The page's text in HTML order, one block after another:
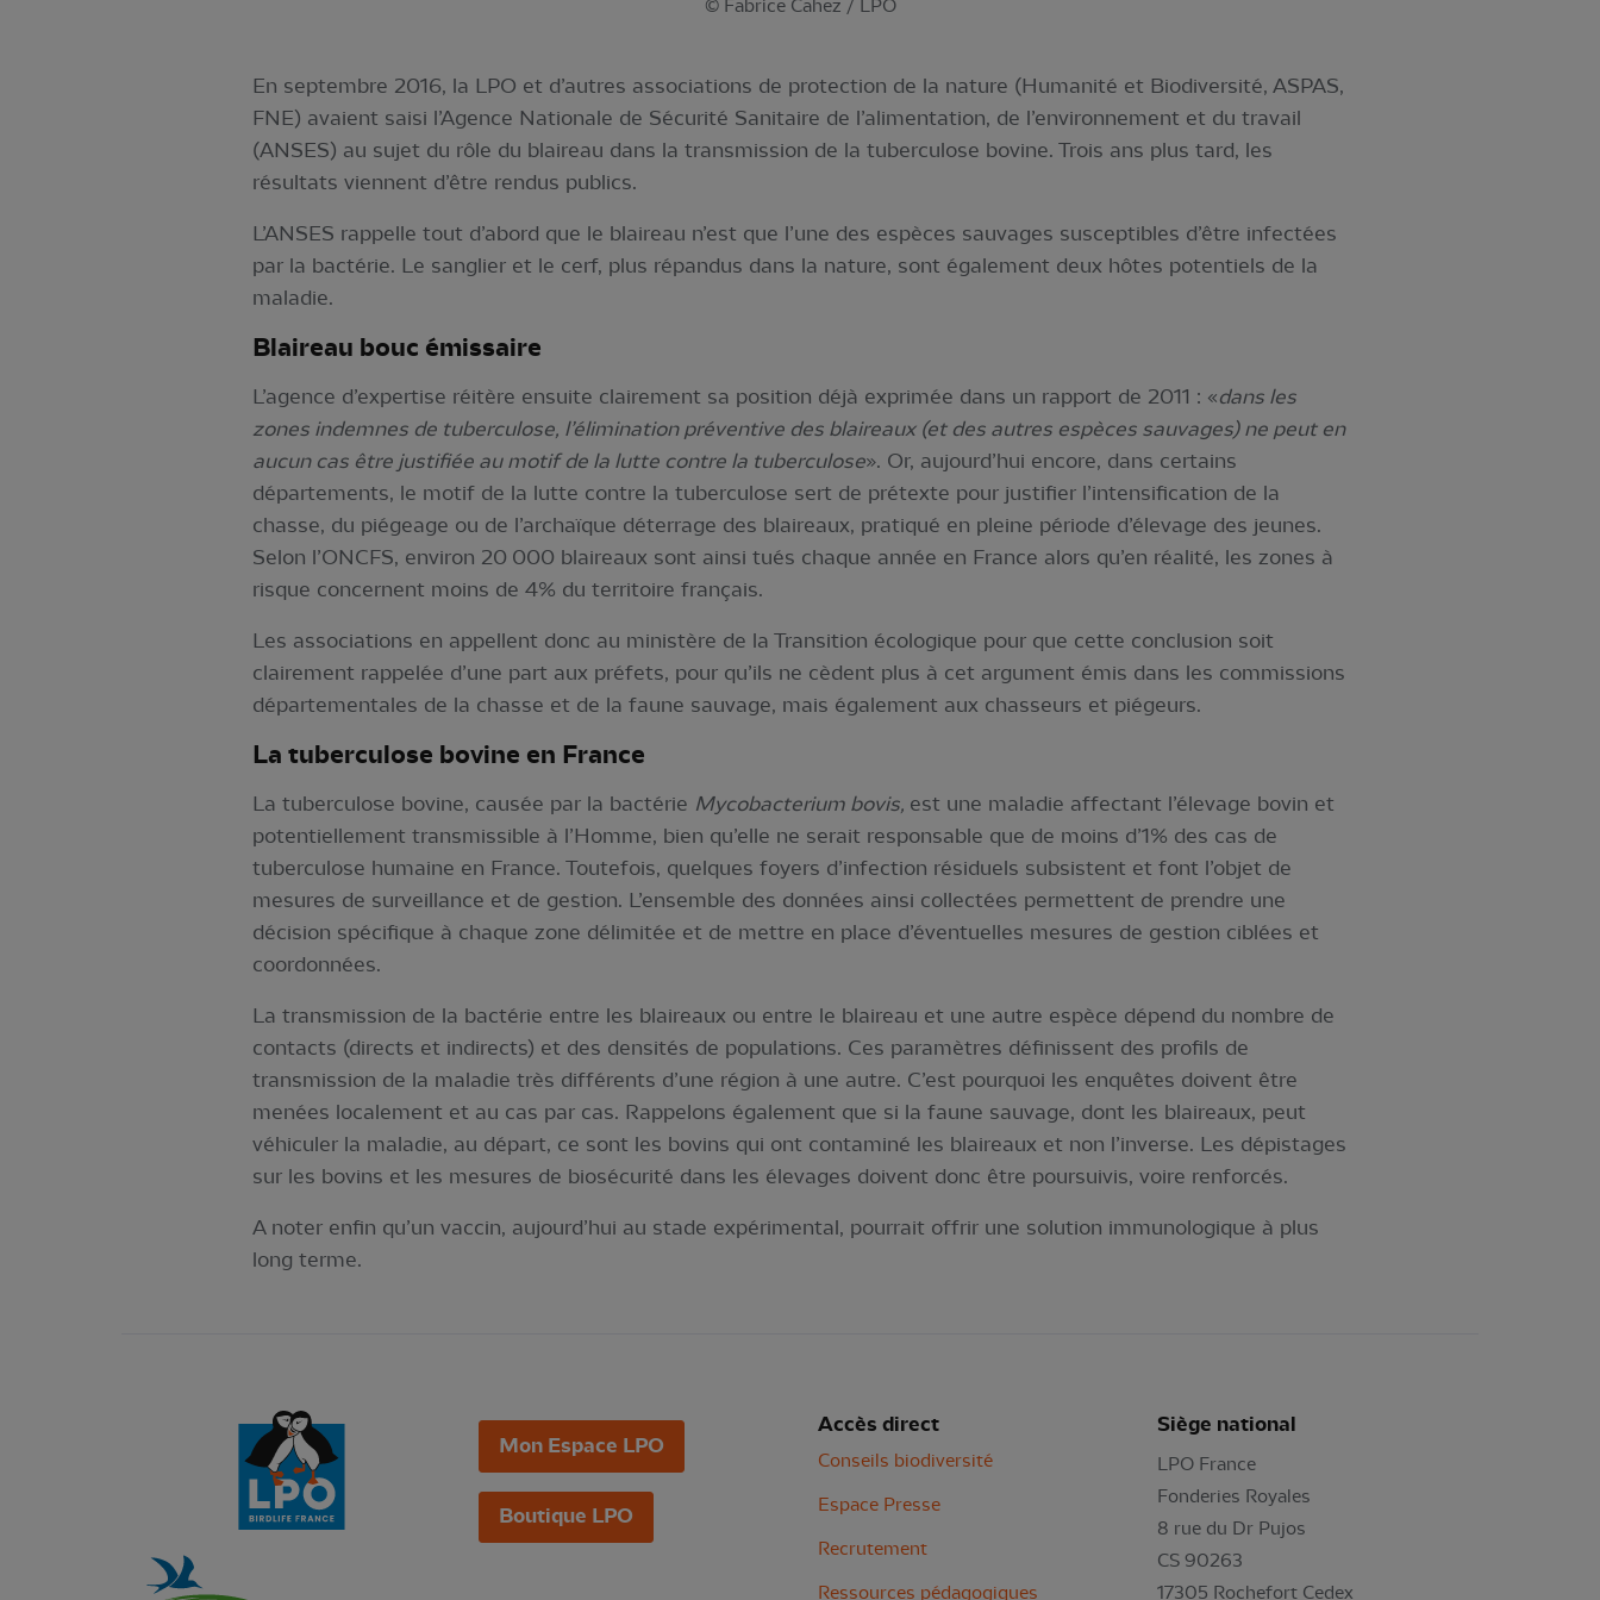
© Fabrice Cahez / LPO
En septembre 2016, la LPO et d’autres associations de protection de la nature (Humanité et Biodiversité, ASPAS,
FNE) avaient saisi l’Agence Nationale de Sécurité Sanitaire de l’alimentation, de l’environnement et du travail
(ANSES) au sujet du rôle du blaireau dans la transmission de la tuberculose bovine. Trois ans plus tard, les
résultats viennent d’être rendus publics.
L’ANSES rappelle tout d’abord que le blaireau n’est que l’une des espèces sauvages susceptibles d’être infectées
par la bactérie. Le sanglier et le cerf, plus répandus dans la nature, sont également deux hôtes potentiels de la
maladie.
Blaireau bouc émissaire
L’agence d’expertise réitère ensuite clairement sa position déjà exprimée dans un rapport de 2011 : «dans les
zones indemnes de tuberculose, l’élimination préventive des blaireaux (et des autres espèces sauvages) ne peut en
aucun cas être justifiée au motif de la lutte contre la tuberculose». Or, aujourd’hui encore, dans certains
départements, le motif de la lutte contre la tuberculose sert de prétexte pour justifier l’intensification de la
chasse, du piégeage ou de l’archaïque déterrage des blaireaux, pratiqué en pleine période d’élevage des jeunes.
Selon l’ONCFS, environ 20 000 blaireaux sont ainsi tués chaque année en France alors qu’en réalité, les zones à
risque concernent moins de 4% du territoire français.
Les associations en appellent donc au ministère de la Transition écologique pour que cette conclusion soit
clairement rappelée d’une part aux préfets, pour qu’ils ne cèdent plus à cet argument émis dans les commissions
départementales de la chasse et de la faune sauvage, mais également aux chasseurs et piégeurs.
La tuberculose bovine en France
La tuberculose bovine, causée par la bactérie Mycobacterium bovis, est une maladie affectant l’élevage bovin et
potentiellement transmissible à l’Homme, bien qu’elle ne serait responsable que de moins d’1% des cas de
tuberculose humaine en France. Toutefois, quelques foyers d’infection résiduels subsistent et font l’objet de
mesures de surveillance et de gestion. L’ensemble des données ainsi collectées permettent de prendre une
décision spécifique à chaque zone délimitée et de mettre en place d’éventuelles mesures de gestion ciblées et
coordonnées.
La transmission de la bactérie entre les blaireaux ou entre le blaireau et une autre espèce dépend du nombre de
contacts (directs et indirects) et des densités de populations. Ces paramètres définissent des profils de
transmission de la maladie très différents d’une région à une autre. C’est pourquoi les enquêtes doivent être
menées localement et au cas par cas. Rappelons également que si la faune sauvage, dont les blaireaux, peut
véhiculer la maladie, au départ, ce sont les bovins qui ont contaminé les blaireaux et non l’inverse. Les dépistages
sur les bovins et les mesures de biosécurité dans les élevages doivent donc être poursuivis, voire renforcés.
A noter enfin qu’un vaccin, aujourd’hui au stade expérimental, pourrait offrir une solution immunologique à plus
long terme.
Mon Espace LPO
Boutique LPO
Accès direct
Conseils biodiversité
Espace Presse
Recrutement
Ressources pédagogiques
Siège national
LPO France
Fonderies Royales
8 rue du Dr Pujos
CS 90263
17305 Rochefort Cedex